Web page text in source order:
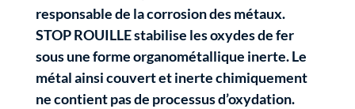
responsable de la corrosion des métaux.
STOP ROUILLE stabilise les oxydes de fer
sous une forme organométallique inerte. Le
métal ainsi couvert et inerte chimiquement
ne contient pas de processus d’oxydation.